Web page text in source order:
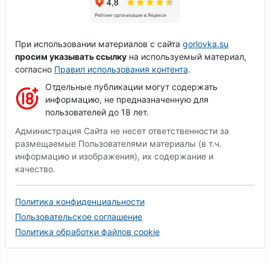
При использовании материалов с сайта gorlovka.su
просим указывать ссылку на используемый материал,
согласно Правил использования контента.
Отдельные публикации могут содержать
информацию, не предназначенную для
пользователей до 18 лет.
Администрация Сайта не несет ответственности за
размещаемые Пользователями материалы (в т.ч.
информацию и изображения), их содержание и
качество.
Политика конфиденциальности
Пользовательское соглашение
Политика обработки файлов cookie